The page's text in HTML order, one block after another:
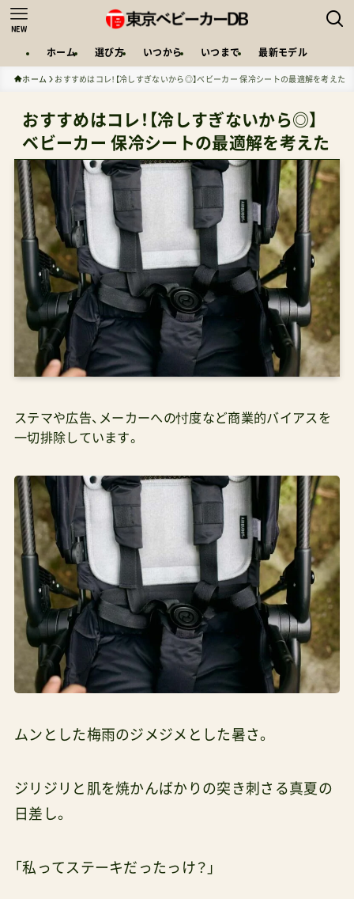
NEW
ホーム 選び方 いつから いつまで 最新モデル
ホーム おすすめはコレ！【冷しすぎないから◎】ベビーカー 保冷シートの最適解を考えた
おすすめはコレ！【冷しすぎないから◎】
ベビーカー 保冷シートの最適解を考えた
ステマや広告、メーカーへの忖度など商業的バイアスを
一切排除しています。
ムンとした梅雨のジメジメとした暑さ。
ジリジリと肌を焼かんばかりの突き刺さる真夏の
日差し。
「私ってステーキだったっけ？」